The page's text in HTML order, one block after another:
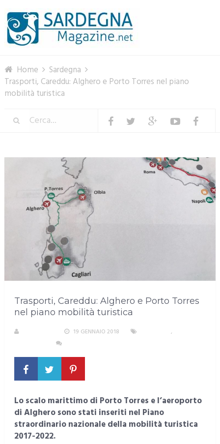
Home
Sardegna
Trasporti, Careddu: Alghero e Porto Torres nel piano
mobilità turistica
Trasporti, Careddu: Alghero e Porto Torres
nel piano mobilità turistica
19 GENNAIO 2018
,
Lo scalo marittimo di Porto Torres e l’aeroporto
di Alghero sono stati inseriti nel Piano
straordinario nazionale della mobilità turistica
2017-2022.